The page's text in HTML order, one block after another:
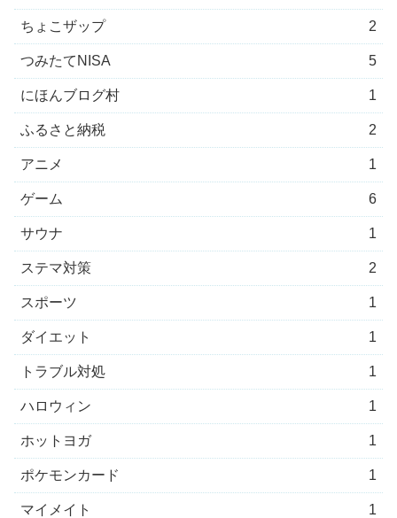
ちょこザップ 2
つみたてNISA 5
にほんブログ村 1
ふるさと納税 2
アニメ 1
ゲーム 6
サウナ 1
ステマ対策 2
スポーツ 1
ダイエット 1
トラブル対処 1
ハロウィン 1
ホットヨガ 1
ポケモンカード 1
マイメイト 1